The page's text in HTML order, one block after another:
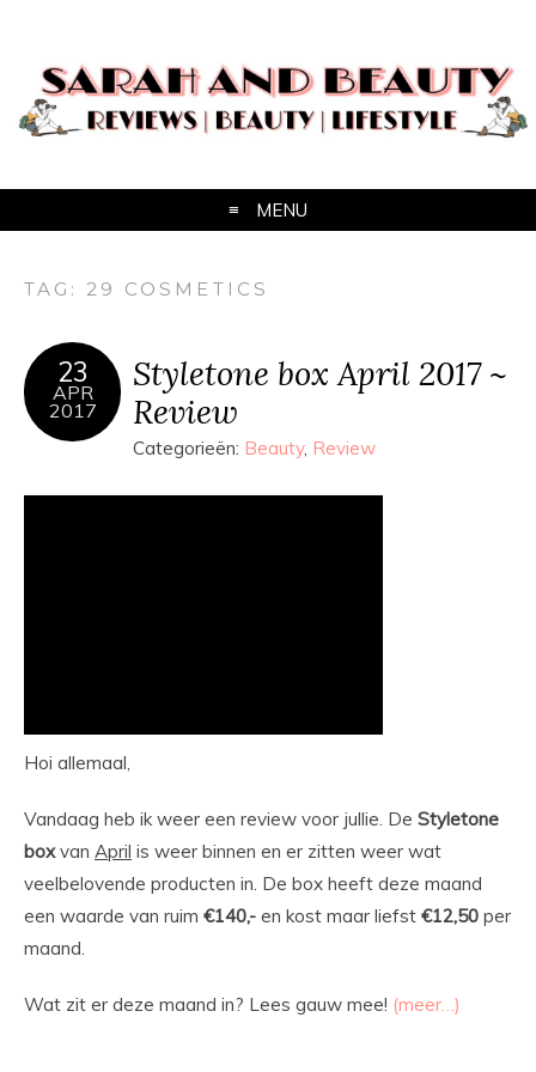
MENU
TAG: 29 COSMETICS
23
APR
2017
Styletone box April 2017 ~
Review
Categorieën: Beauty, Review
Hoi allemaal,
Vandaag heb ik weer een review voor jullie. De Styletone
boxvan April is weer binnen en er zitten weer wat
veelbelovende producten in. De box heeft deze maand
een waarde van ruim €140,- en kost maar liefst €12,50 per
maand.
Wat zit er deze maand in? Lees gauw mee! (meer…)